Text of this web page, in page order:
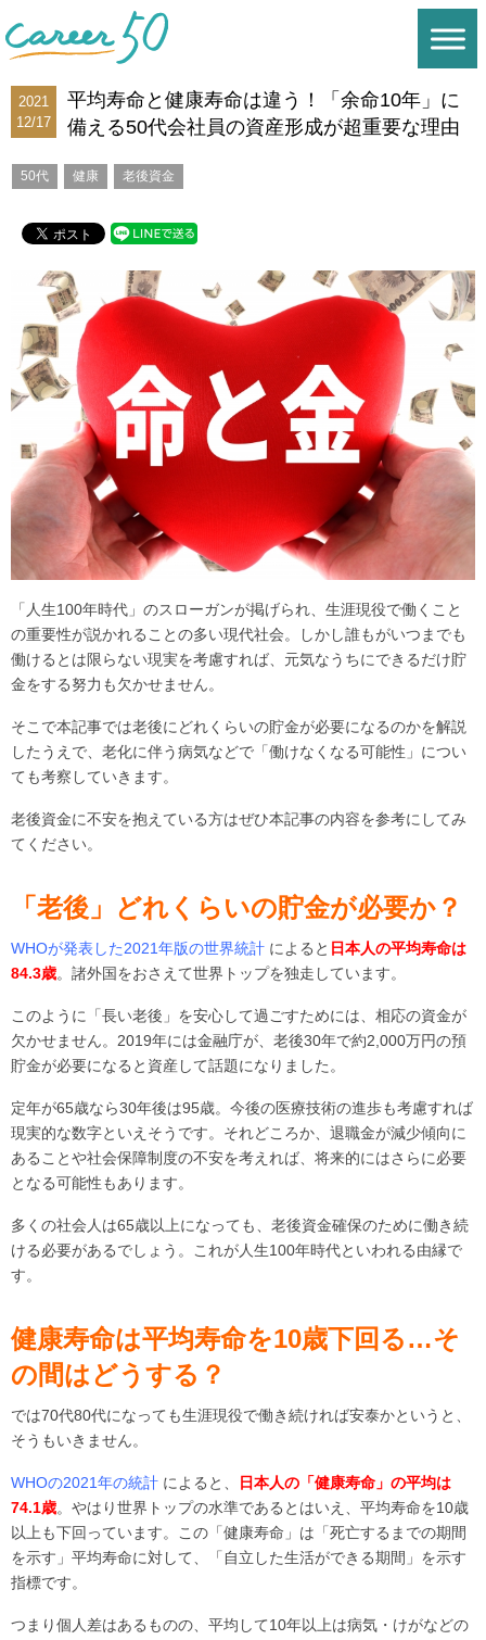
2021
12/17
平均寿命と健康寿命は違う！「余命10年」に
備える50代会社員の資産形成が超重要な理由
50代 健康 老後資金
「人生100年時代」のスローガンが掲げられ、生涯現役で働くこと
の重要性が説かれることの多い現代社会。しかし誰もがいつまでも
働けるとは限らない現実を考慮すれば、元気なうちにできるだけ貯
金をする努力も欠かせません。
そこで本記事では老後にどれくらいの貯金が必要になるのかを解説
したうえで、老化に伴う病気などで「働けなくなる可能性」につい
ても考察していきます。
老後資金に不安を抱えている方はぜひ本記事の内容を参考にしてみ
てください。
「老後」どれくらいの貯金が必要か？
WHOが発表した2021年版の世界統計 によると 日本人の平均寿命は
84.3歳。諸外国をおさえて世界トップを独走しています。
このように「長い老後」を安心して過ごすためには、相応の資金が
欠かせません。2019年には金融庁が、老後30年で約2,000万円の預
貯金が必要になると資産して話題になりました。
定年が65歳なら30年後は95歳。今後の医療技術の進歩も考慮すれば
現実的な数字といえそうです。それどころか、退職金が減少傾向に
あることや社会保障制度の不安を考えれば、将来的にはさらに必要
となる可能性もあります。
多くの社会人は65歳以上になっても、老後資金確保のために働き続
ける必要があるでしょう。これが人生100年時代といわれる由縁で
す。
健康寿命は平均寿命を10歳下回る…そ
の間はどうする？
では70代80代になっても生涯現役で働き続ければ安泰かというと、
そうもいきません。
WHOの2021年の統計 によると、
日本人の「健康寿命」の平均は
74.1歳。やはり世界トップの水準であるとはいえ、平均寿命を10歳
以上も下回っています。この「健康寿命」は「死亡するまでの期間
を示す」平均寿命に対して、「自立した生活ができる期間」を示す
指標です。
つまり個人差はあるものの、平均して10年以上は病気・けがなどの